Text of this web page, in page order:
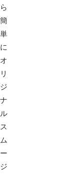
ら
簡
単
に
オ
リ
ジ
ナ
ル
ス
ム
ー
ジ